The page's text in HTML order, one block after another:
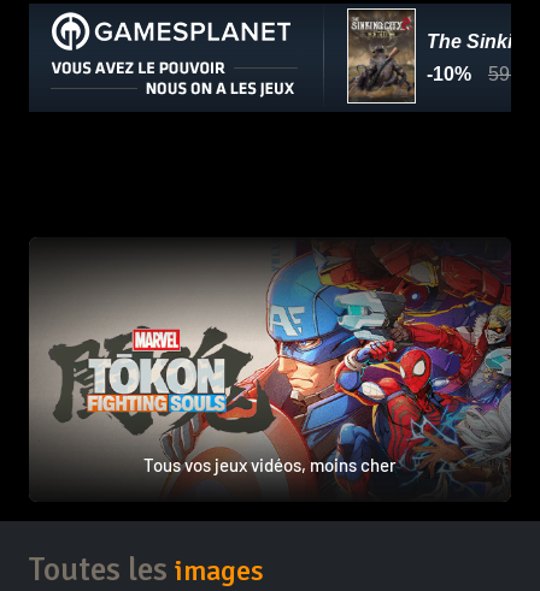
Tous vos jeux vidéos, moins cher
Toutes les images